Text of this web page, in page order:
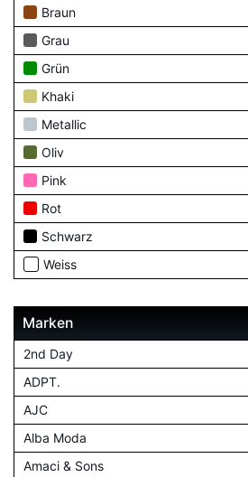
Braun
Grau
Grün
Khaki
Metallic
Oliv
Pink
Rot
Schwarz
Weiss
Marken
2nd Day
ADPT.
AJC
Alba Moda
Amaci & Sons